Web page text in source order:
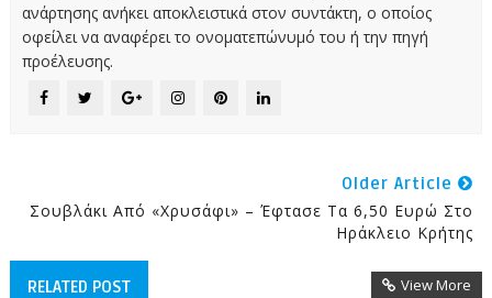
ανάρτησης ανήκει αποκλειστικά στον συντάκτη, ο οποίος
οφείλει να αναφέρει το ονοματεπώνυμό του ή την πηγή
προέλευσης.
Older Article
Σουβλάκι Από «χρυσάφι» – Έφτασε Τα 6,50 Ευρώ Στο
Ηράκλειο Κρήτης
RELATED POST View More